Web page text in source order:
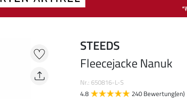
STEEDS
Fleecejacke Nanuk
Nr.: 650816-L-S
4.8
240 Bewertung(en)